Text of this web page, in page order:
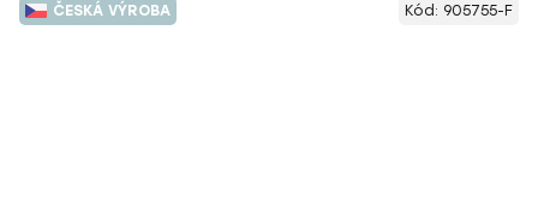
ČESKÁ VÝROBA Kód: 905755-F